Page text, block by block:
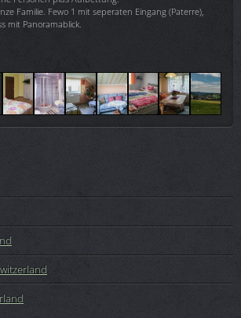
Familie. Fewo 1 mit seperaten Eingang (Paterre),
mit Panoramablick.